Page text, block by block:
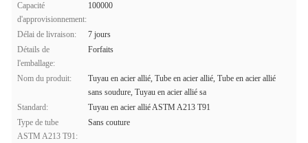
Capacité
d'approvisionnement:
100000
Délai de livraison:
7 jours
Détails de
l'emballage:
Forfaits
Nom du produit:
Tuyau en acier allié, Tube en acier allié, Tube en acier allié
sans soudure, Tuyau en acier allié sa
Standard:
Tuyau en acier allié ASTM A213 T91
Type de tube
ASTM A213 T91:
Sans couture